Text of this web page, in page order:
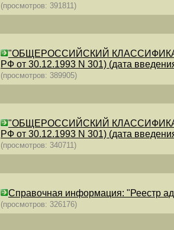
(просмотров: 391811)
"ОБЩЕРОССИЙСКИЙ
РФ от 30.12.1993 N 301) (дата
(просмотров: 389905)
"ОБЩЕРОССИЙСКИЙ
РФ от 30.12.1993 N 301) (дата
(просмотров: 340711)
Справочная информация: "Реестр
(просмотров: 326176)